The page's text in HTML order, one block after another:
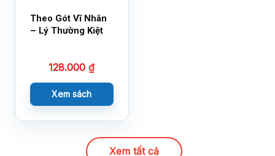
Theo Gót Vĩ Nhân
– Lý Thường Kiệt
128.000₫
Xem sách
Xem tất cả